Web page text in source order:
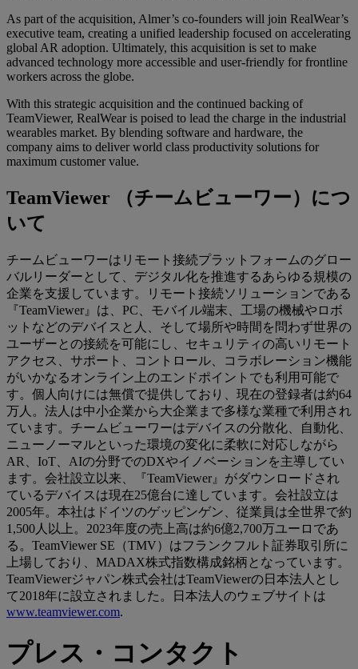
As part of the acquisition, Almer’s co-founders will join RealWear’s
executive team, creating a unified leadership focused on accelerating
global AR adoption. Ultimately, this acquisition is set to make
advanced technology more accessible and user-friendly for frontline
workers across the globe.
With this strategic acquisition and the continued backing of
TeamViewer, RealWear is poised to lead the charge in the industrial
wearables market. By blending software and hardware, the
company aims to deliver world class productivity solutions for
maximum customer value.
TeamViewer （チームビューワー）につ
いて
チームビューワーはリモート接続プラットフォームのグロー
バルリーダーとして、デジタル化を推進するあらゆる規模の
企業を支援しています。リモート接続ソリューションである
『TeamViewer』は、PC、モバイル端末、工場の機械やロボ
ットなどのデバイスと人、そして場所や時間を問わず世界の
ユーザーとの接続を可能にし、セキュリティの高いリモート
アクセス、サポート、コントロール、コラボレーション機能
がいかなるオンライン上のエンドポイントでも利用可能で
す。個人向けには無償で提供しており、現在の登録者は約64
万人。法人は中小企業から大企業まで多様な業種で利用され
ています。チームビューワーはデバイスの分散化、自動化、
ニューノーマルといった環境の変化に柔軟に対応しながら
AR、IoT、AIの分野でのDXやイノベーションを主導してい
ます。会社設立以来、『TeamViewer』がダウンロードされ
ているデバイスは現在25億台に達しています。会社設立は
2005年。本社はドイツのゲッピンゲン、従業員は全世界で約
1,500人以上。2023年度の売上高は約6億2,700万ユーロであ
る。TeamViewer SE（TMV）はフランクフルト証券取引所に
上場しており、MADAX株式指数構成銘柄となっています。
TeamViewerジャパン株式会社はTeamViewerの日本法人とし
て2018年に設立されました。日本法人のウェブサイトは
www.teamviewer.com.
プレス・コンタクト